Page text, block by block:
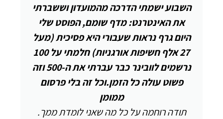
השבוע ישמתי הדרכה מהמועדון וששברתי
את האינטרנט: מדף שומם, הפוסט שלי
היום גרף נראות שעבורי היא פסיכית (מעל
27 אלף חשיפות אורגניות) חלמתי על 100
נרשמים לוובינר כבר עברתי את ה-500 וזה
פשוט עולה כל הזמן.וכל זה בלי פרסום
ממומן
תודה רוחמה על כל מה שאני לומדת ממך.